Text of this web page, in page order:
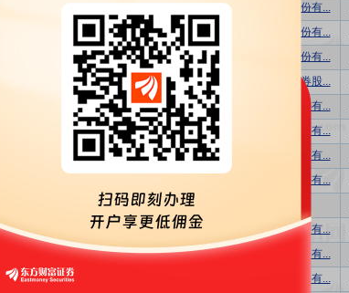
-13.64 浙商证券股份有...
27.14 453.51 浙商证券股份有...
-14.94 40.00 576.00 0.19% 华泰证券股份有...
-14.94 38.00 547.20 0.18% 中国银河证券股...
-14.94 34.00 489.60 0.16% 国都证券股份有...
-14.94 34.00 489.60 0.16% 中信证券股份有...
-14.94 30.00 432.00 0.15% 中信证券股份有...
华泰证券股份有...
17.00 244.80 0.08%
14.40 13.90 200.16 0.07% 国投证券股份有...
-7.02 30.00 421.50 0.16% 中信证券股份有...
14.05 -7.02 广发证券股份有...